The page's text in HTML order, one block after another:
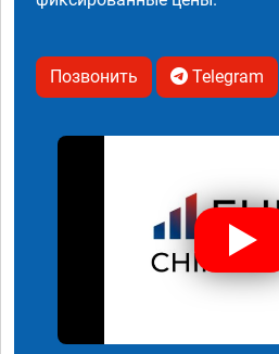
Позвонить Telegram